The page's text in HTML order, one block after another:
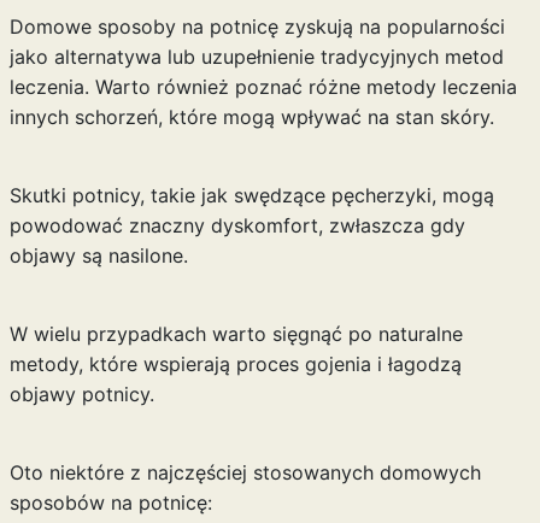
Domowe sposoby na potnicę zyskują na popularności
jako alternatywa lub uzupełnienie tradycyjnych metod
leczenia. Warto również poznać różne metody leczenia
innych schorzeń, które mogą wpływać na stan skóry.
Skutki potnicy, takie jak swędzące pęcherzyki, mogą
powodować znaczny dyskomfort, zwłaszcza gdy
objawy są nasilone.
W wielu przypadkach warto sięgnąć po naturalne
metody, które wspierają proces gojenia i łagodzą
objawy potnicy.
Oto niektóre z najczęściej stosowanych domowych
sposobów na potnicę: